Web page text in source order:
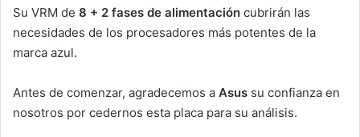
Su VRM de 8 + 2 fases de alimentación cubrirán las
necesidades de los procesadores más potentes de la
marca azul.
Antes de comenzar, agradecemos a Asus su confianza en
nosotros por cedernos esta placa para su análisis.